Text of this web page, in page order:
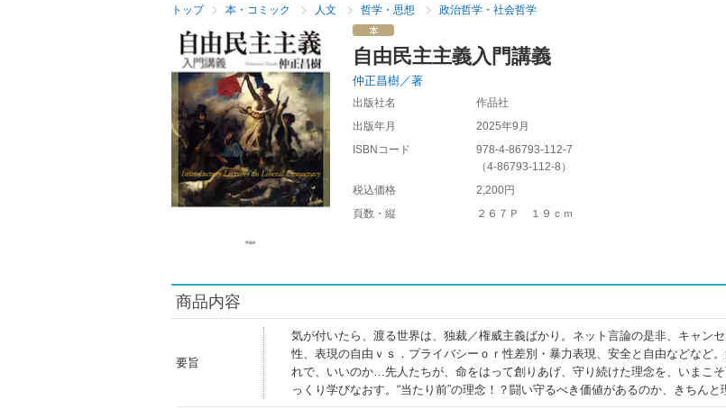
トップ 本・コミック 人文 哲学・思想 政治哲学・社会哲学
自由民主主義入門講義
仲正昌樹／著
出版社名
作品社
出版年月
2025年9月
ISBNコード
978-4-86793-112-7
（4-86793-112-8 ）
税込価格
2,200円
頁数・縦
２６７Ｐ １９ｃｍ
商品内容
要旨
気が付いたら、渡る世界は、独裁／権威主義ばかり。ネット言論の是非、キャン
性、表現の自由ｖｓ．プライバシーｏｒ性差別・暴力表現、安全と自由などなど
れで、いいのか…先人たちが、命をはって創りあげ、守り続けた理念を、いまこ
っくり学びなおす。“当たり前”の理念！？闘い守るべき価値があるのか、きちんと